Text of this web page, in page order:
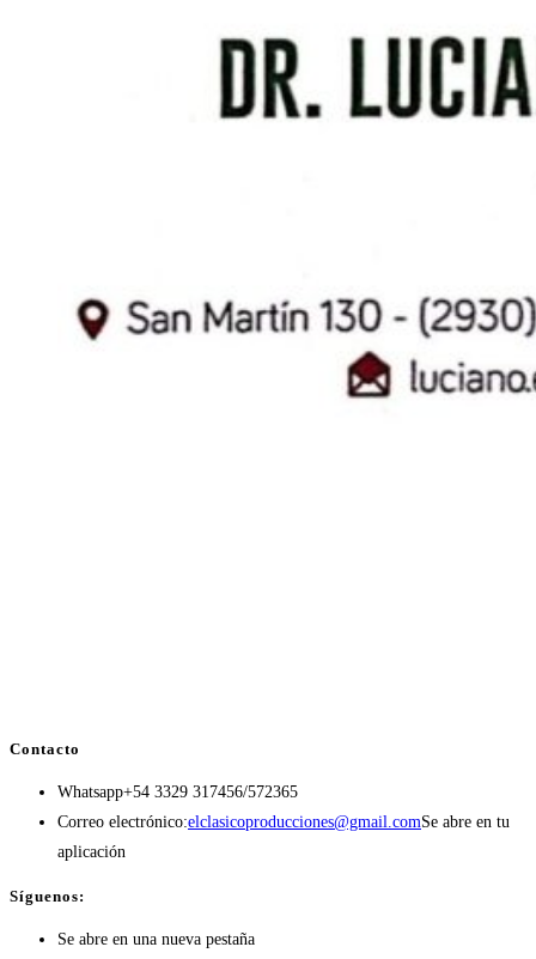
Contacto
Whatsapp+54 3329 317456/572365
Correo electrónico:elclasicoproducciones@gmail.comSe abre en tu
aplicación
Síguenos:
Se abre en una nueva pestaña